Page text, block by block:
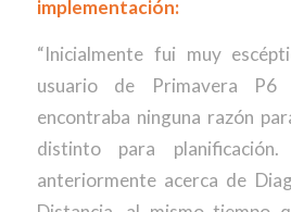
implementación:
“Inicialmente fui muy
usuario de Primavera
encontraba ninguna razón
distinto para planificación.
anteriormente acerca de